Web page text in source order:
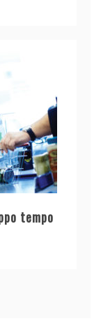
tempo